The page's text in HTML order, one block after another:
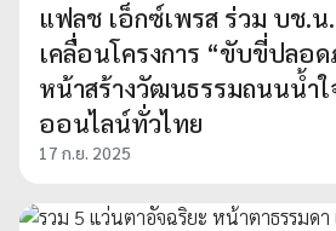
แฟลช เอ็กซ์เพรส ร่วม บช.
เคลื่อนโครงการ “ขับขี่ปลอ
หน้าสร้างวัฒนธรรมถนนน้ำ
ออนไลน์ทั่วไทย
17 ก.ย. 2025